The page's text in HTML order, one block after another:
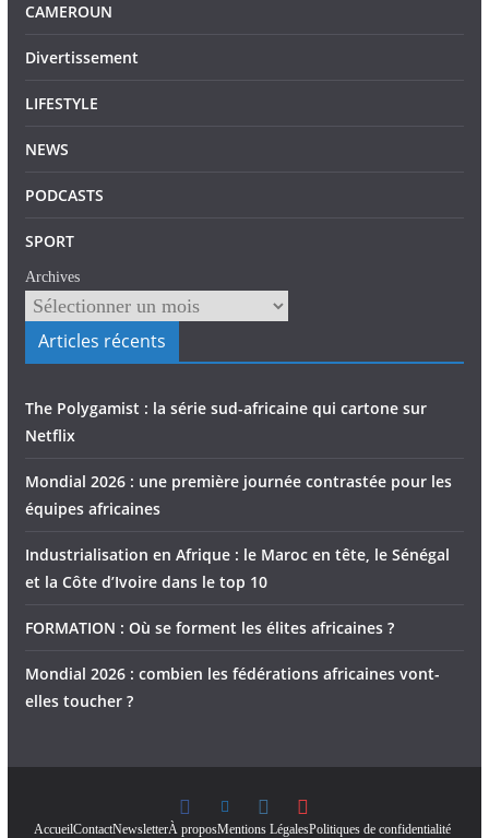
CAMEROUN
Divertissement
LIFESTYLE
NEWS
PODCASTS
SPORT
Archives
Articles récents
The Polygamist : la série sud-africaine qui cartone sur
Netflix
Mondial 2026 : une première journée contrastée pour les
équipes africaines
Industrialisation en Afrique : le Maroc en tête, le Sénégal
et la Côte d’Ivoire dans le top 10
FORMATION : Où se forment les élites africaines ?
Mondial 2026 : combien les fédérations africaines vont-
elles toucher ?
AccueilContactNewsletterÀ proposMentions LégalesPolitiques de confidentialité